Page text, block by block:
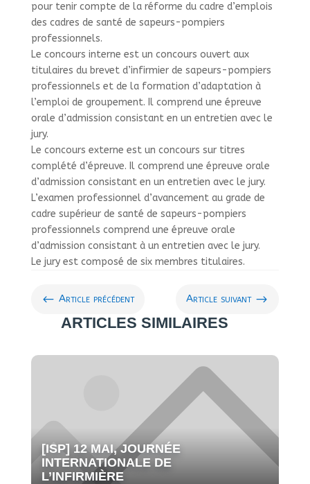
pour tenir compte de la réforme du cadre d’emplois
des cadres de santé de sapeurs-pompiers
professionnels.
Le concours interne est un concours ouvert aux
titulaires du brevet d’infirmier de sapeurs-pompiers
professionnels et de la formation d’adaptation à
l’emploi de groupement. Il comprend une épreuve
orale d’admission consistant en un entretien avec le
jury.
Le concours externe est un concours sur titres
complété d’épreuve. Il comprend une épreuve orale
d’admission consistant en un entretien avec le jury.
L’examen professionnel d’avancement au grade de
cadre supérieur de santé de sapeurs-pompiers
professionnels comprend une épreuve orale
d’admission consistant à un entretien avec le jury.
Le jury est composé de six membres titulaires.
# Article précédent Article suivant $
ARTICLES SIMILAIRES
[ISP] 12 MAI, JOURNÉE
INTERNATIONALE DE
L’INFIRMIÈRE